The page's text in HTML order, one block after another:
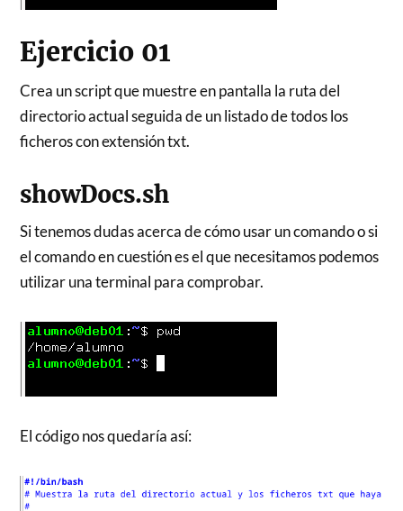
Ejercicio 01
Crea un script que muestre en pantalla la ruta del
directorio actual seguida de un listado de todos los
ficheros con extensión txt.
showDocs.sh
Si tenemos dudas acerca de cómo usar un comando o si
el comando en cuestión es el que necesitamos podemos
utilizar una terminal para comprobar.
El código nos quedaría así: